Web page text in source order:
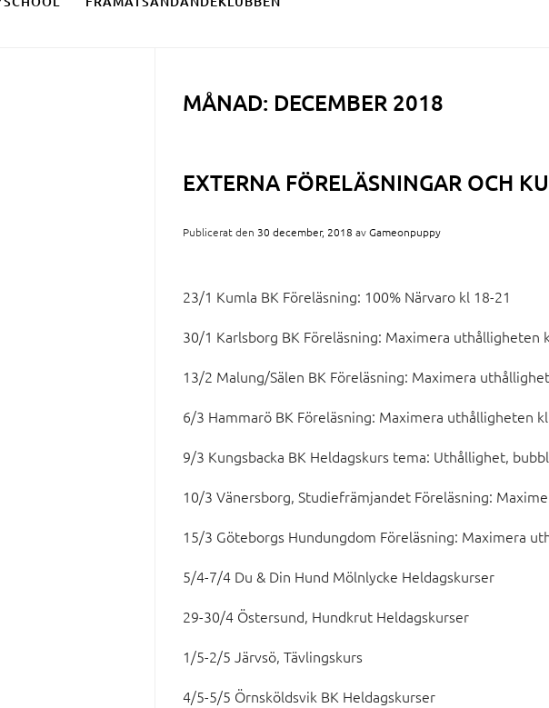
MÅNAD: DECEMBER 2018
EXTERNA FÖRELÄSNINGAR OCH
Publicerat den 30 december, 2018 avGameonpuppy
23/1 Kumla BK Föreläsning: 100% Närvaro kl 18-21
30/1 Karlsborg BK Föreläsning: Maximera uthålligheten
13/2 Malung/Sälen BK Föreläsning: Maximera
6/3 Hammarö BK Föreläsning: Maximera uthålligheten
9/3 Kungsbacka BK Heldagskurs tema: Uthållighet,
10/3 Vänersborg, Studiefrämjandet Föreläsning:
15/3 Göteborgs Hundungdom Föreläsning: Maximera
5/4-7/4 Du & Din Hund Mölnlycke Heldagskurser
29-30/4 Östersund, Hundkrut Heldagskurser
1/5-2/5 Järvsö, Tävlingskurs
4/5-5/5 Örnsköldsvik BK Heldagskurser